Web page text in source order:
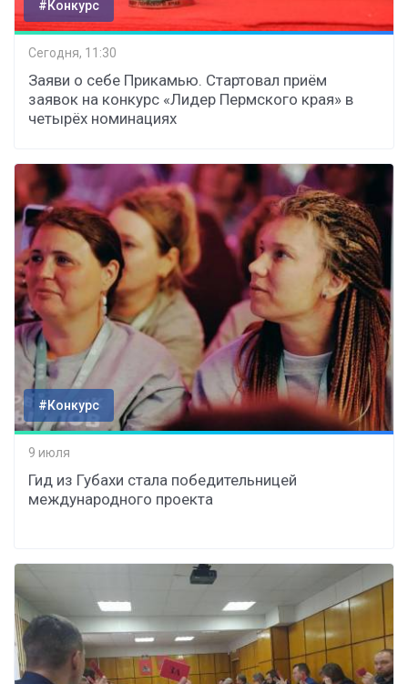
#Конкурс
Сегодня, 11:30
Заяви о себе Прикамью. Стартовал приём
заявок на конкурс «Лидер Пермского края» в
четырёх номинациях
#Конкурс
9 июля
Гид из Губахи стала победительницей
международного проекта